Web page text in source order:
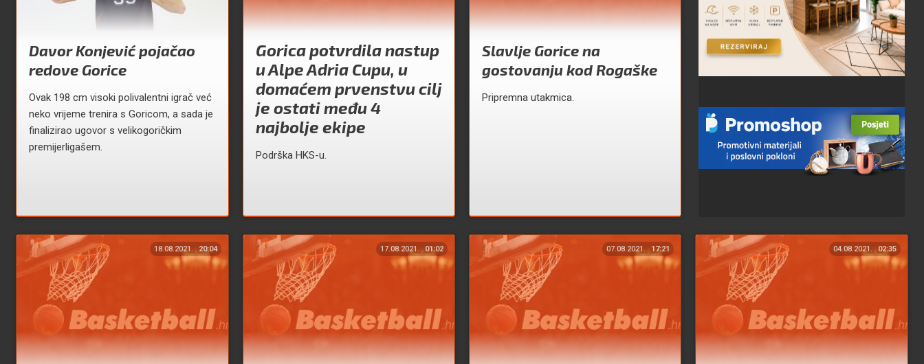
Davor Konjević pojačao
redove Gorice
Ovak 198 cm visoki polivalentni igrač već
neko vrijeme trenira s Goricom, a sada je
finalizirao ugovor s velikogoričkim
premijerligašem.
Gorica potvrdila nastup
u Alpe Adria Cupu, u
domaćem prvenstvu cilj
je ostati među 4
najbolje ekipe
Podrška HKS-u.
Slavlje Gorice na
gostovanju kod Rogaške
Pripremna utakmica.
18.08.2021. 20:04 17.08.2021. 01:02 07.08.2021. 17:21 04.08.2021. 02:35